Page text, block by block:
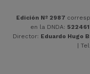
Edición Nº 2987
en la DNDA:
Director: Eduardo Hugo
|